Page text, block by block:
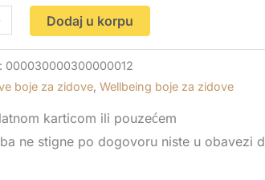
Dodaj u korpu
000030000300000012
boje za zidove, Wellbeing boje za zidove
karticom ili pouzećem
ne stigne po dogovoru niste u obavezi